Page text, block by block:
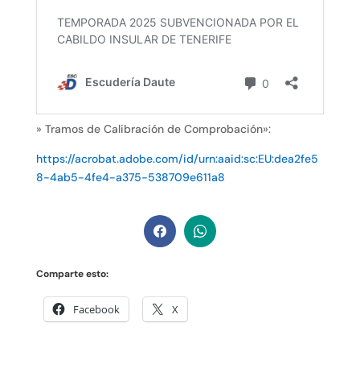
» Tramos de Calibración de Comprobación»:
https://acrobat.adobe.com/id/urn:aaid:sc:EU:dea2fe5
8-4ab5-4fe4-a375-538709e611a8
Comparte esto:
Facebook X